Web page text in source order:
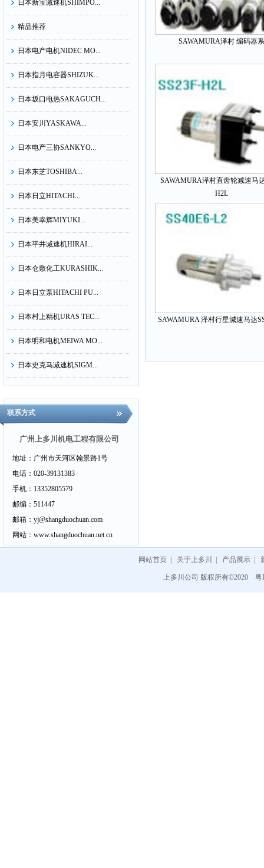
日本新宝减速机SHIMPO...
精品推荐
日本电产电机NIDEC MO...
日本指月电容器SHIZUK...
日本坂口电热SAKAGUCH...
日本安川YASKAWA...
日本电产三协SANKYO...
日本东芝TOSHIBA...
日本日立HITACHI...
日本美幸辉MIYUKI...
日本平井减速机HIRAI...
日本仓敷化工KURASHIK...
日本日立泵HITACHI PU...
日本村上精机URAS TEC...
日本明和电机MEIWA MO...
日本史克马减速机SIGM...
日本太阳TAIYO
日本昭和TECHNOSYOWA...
日本大和电业DAIWADEN...
日本科赋乐KOFLOC...
日本NTS日本特殊測器...
日本油研YUKEN
联系方式
广州上多川机电工程有限公司
地址： 广州市天河区翰景路1号
电话： 020-39131383
手机： 13352805579
邮编： 511447
邮箱： yj@shangduochuan.com
网站： www.shangduochuan.net.cn
SAWAMURA泽村 编码器
SAWAMURA泽村直齿轮减速马
H2L
SAWAMURA 泽村行星減速马达
网站首页| 关于上多川 产品展示|
上多川公司 版权所有©2020 粤